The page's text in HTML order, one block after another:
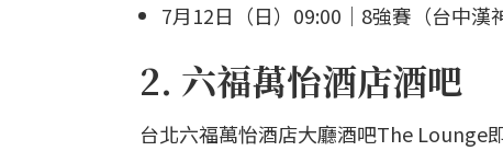
7月12日（日）09:00｜8強賽（台中漢
2. 六福萬怡酒店酒吧
台北六福萬怡酒店大廳酒吧The Lounge